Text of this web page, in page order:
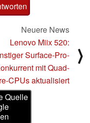
Neuere News
Lenovo Miix 520:
Surface-Pro-
mit Quad-
CPUs aktualisiert
⟩
Quelle